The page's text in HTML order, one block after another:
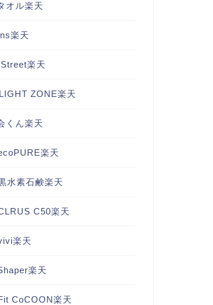
オル楽天
楽天
楽天
ZONE楽天
くん楽天
楽天
水素石鹸楽天
C50楽天
楽天
楽天
CoCOON楽天